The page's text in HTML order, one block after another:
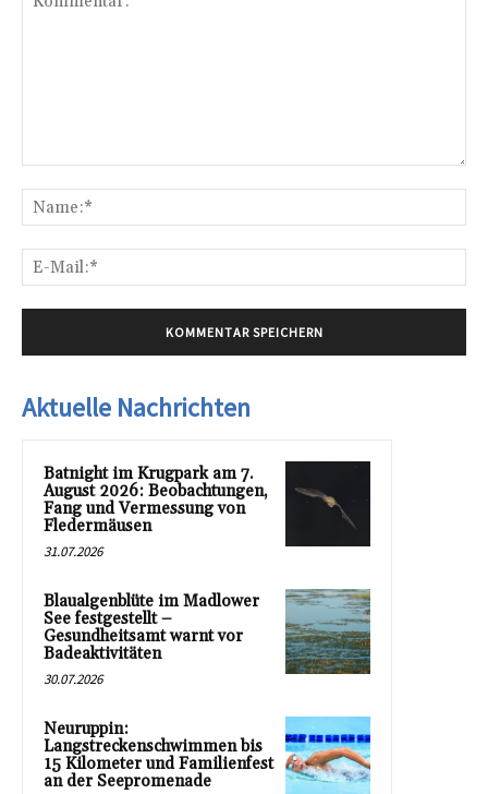
Aktuelle Nachrichten
Batnight im Krugpark am 7.
August 2026: Beobachtungen,
Fang und Vermessung von
Fledermäusen
31.07.2026
Blaualgenblüte im Madlower
See festgestellt –
Gesundheitsamt warnt vor
Badeaktivitäten
30.07.2026
Neuruppin:
Langstreckenschwimmen bis
15 Kilometer und Familienfest
an der Seepromenade